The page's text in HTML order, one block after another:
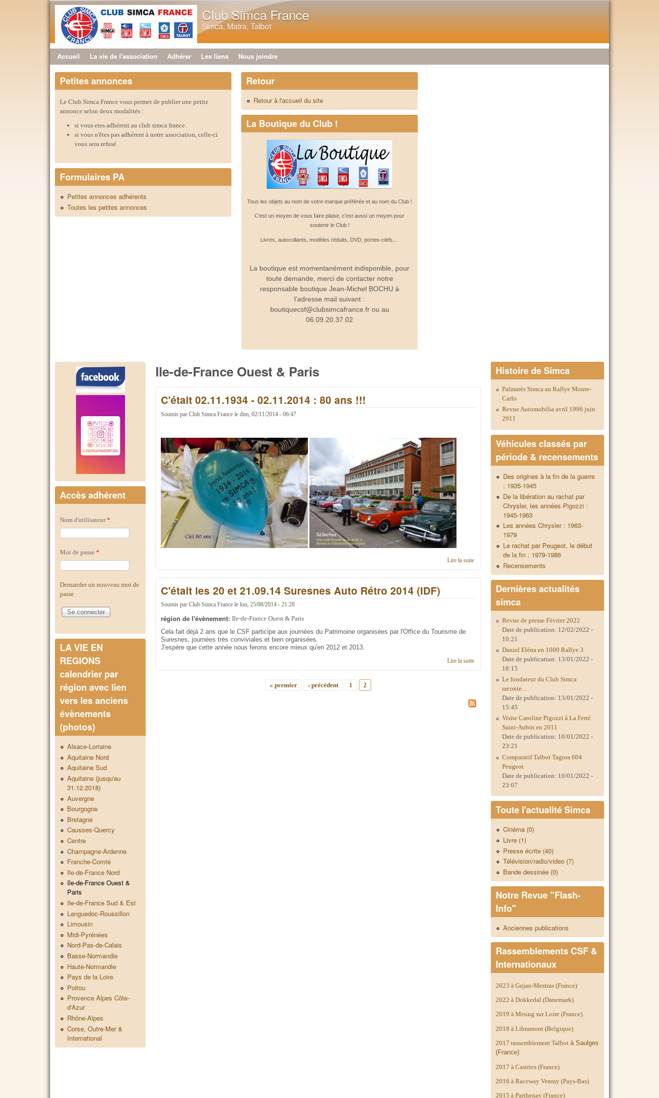
Club Simca France
Simca, Matra, Talbot
Menu principal
Accueil La vie de l'association Adhérer Les liens Nous joindre
Petites annonces
Le Club Simca France vous permet de publier une petite
annonce selon deux modalités :
si vous etes adhérent au club simca france.
si vous n'êtes pas adhérent à notre association, celle-ci
vous sera refusé.
Formulaires PA
Petites annonces adhérents
Toutes les petites annonces
Retour
Retour à l'accueil du site
La Boutique du Club !
Tous les objets au nom de votre marque préférée et au nom du Club !
C'est un moyen de vous faire plaisir, c'est aussi un moyen pour
soutenir le Club !
Livres, autocollants, modèles réduits, DVD, portes-clefs...
La boutique est momentanément indisponible, pour
toute demande, merci de contacter notre
responsable boutique Jean-Michel BOCHU à
l'adresse mail suivant :
boutiquecsf@clubsimcafrance.fr ou au
06.09.20.37.02
Ile-de-France Ouest & Paris
C'était 02.11.1934 - 02.11.2014 : 80 ans !!!
Soumis parClub Simca France ledim, 02/11/2014 - 06:47
Lire la suite
C'était les 20 et 21.09.14 Suresnes Auto Rétro 2014 (IDF)
Soumis parClub Simca France lelun, 25/08/2014 - 21:28
région de l'évènement:Ile-de-France Ouest & Paris
Cela fait déjà 2 ans que le CSF participe aux journées du Patrimoine organisées par l'Office du Tourisme de
Suresnes, journées très conviviales et bien organisées.
J'espère que cette année nous ferons encore mieux qu'en 2012 et 2013.
Lire la suite de C'était les 20 et 21.09.14 Suresnes Auto Rétro 2014 (IDF)
« premier ‹ précédent 1 2
Accès adhérent
Nom d'utilisateur*
Mot de passe *
Demander un nouveau mot de
passe
LA VIE EN
REGIONS
calendrier par
région avec lien
vers les anciens
évènements
(photos)
Alsace-Lorraine
Aquitaine Nord
Aquitaine Sud
Aquitaine (jusqu'au
31.12.2018)
Auvergne
Bourgogne
Bretagne
Causses-Quercy
Centre
Champagne-Ardenne
Franche-Comté
Ile-de-France Nord
Ile-de-France Ouest &
Paris
Ile-de-France Sud & Est
Languedoc-Roussillon
Limousin
Midi-Pyrénées
Nord-Pas-de-Calais
Basse-Normandie
Haute-Normandie
Pays de la Loire
Poitou
Provence Alpes Côte-
d'Azur
Rhône-Alpes
Corse, Outre-Mer &
International
Histoire de Simca
Palmarès Simca au Rallye Monte-
Carlo
Revue Automobilia avril 1996 juin
2011
Véhicules classés par
période & recensements
Des origines à la fin de la guerre
: 1935-1945
De la libération au rachat par
Chrysler, les années Pigozzi :
1945-1963
Les années Chrysler : 1963-
1979
Le rachat par Peugeot, le début
de la fin : 1979-1986
Recensements
Dernières actualités
simca
Revue de presse Février 2022
Date de publication: 12/02/2022 -
10:21
Daniel Eléna en 1000 Rallye 3
Date de publication: 13/01/2022 -
18:15
Le fondateur du Club Simca
raconte...
Date de publication: 13/01/2022 -
15:45
Visite Caroline Pigozzi à La Ferté
Saint-Aubin en 2011
Date de publication: 10/01/2022 -
23:21
Comparatif Talbot Tagora 604
Peugeot
Date de publication: 10/01/2022 -
23:07
Toute l'actualité Simca
Cinéma (0)
Livre (1)
Presse écrite (40)
Télévision/radio/video (7)
Bande dessinée (0)
Notre Revue "Flash-
Info"
Anciennes publications
Rassemblements CSF &
Internationaux
2023 à Gujan-Mestras (France)
2022 à Dokkedal (Danemark)
2019 à Meung sur Loire (France)
2018 à Libramont (Belgique)
2017 rassemblement Talbotà Saulges
(France)
2017 à Castries (France)
2016 à Raceway Venray (Pays-Bas)
2015 à Parthenay (France)